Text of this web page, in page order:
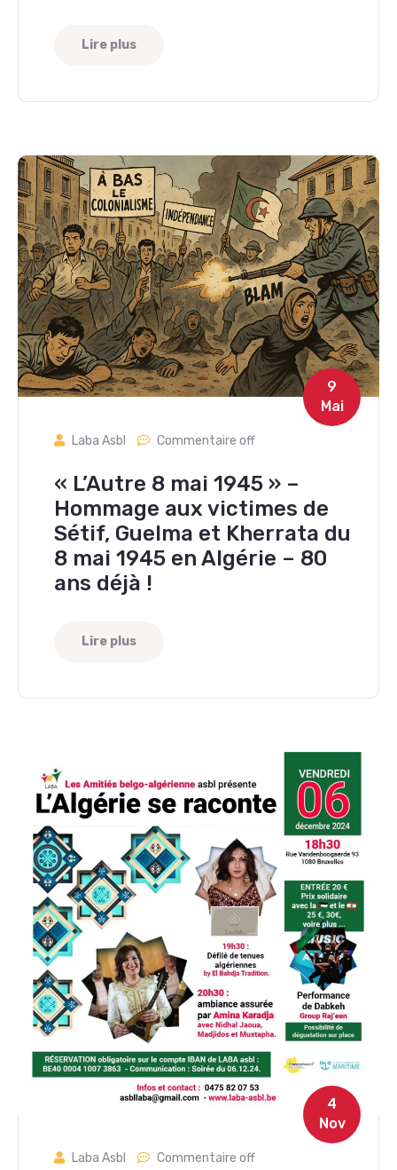
Lire plus
9
Mai
Laba Asbl Commentaire off
« L’Autre 8 mai 1945 » –
Hommage aux victimes de
Sétif, Guelma et Kherrata du
8 mai 1945 en Algérie – 80
ans déjà !
Lire plus
4
Nov
Laba Asbl Commentaire off